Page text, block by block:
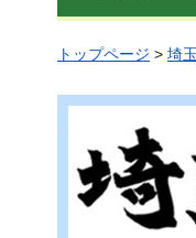
トップページ > 埼